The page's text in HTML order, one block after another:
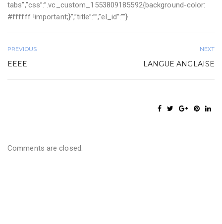
tabs”,”css”:”.vc_custom_1553809185592{background-color:
#ffffff !important;}”,”title”:””,”el_id”:””}
PREVIOUS
EEEE
NEXT
LANGUE ANGLAISE
Comments are closed.